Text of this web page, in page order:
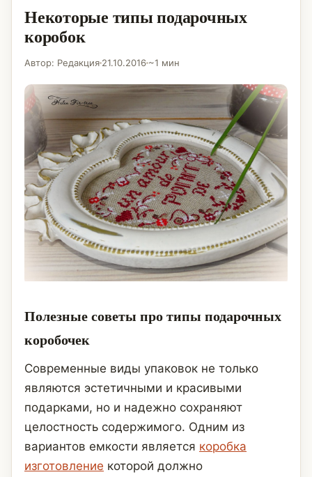
Некоторые типы подарочных
коробок
Автор: Редакция 21.10.2016 ~1 мин
Полезные советы про типы подарочных
коробочек
Современные виды упаковок не только
являются эстетичными и красивыми
подарками, но и надежно сохраняют
целостность содержимого. Одним из
вариантов емкости является коробка
изготовление которой должно